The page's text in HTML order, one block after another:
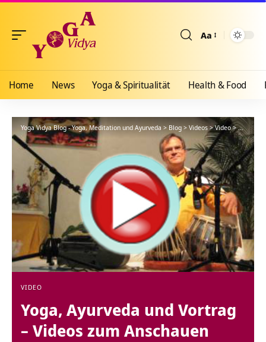
Aa
Home News Yoga & Spiritualität Health & Food
Yoga Vidya Blog - Yoga, Meditation und Ayurveda> Blog > Videos>Video>Yoga,
VIDEO
Yoga, Ayurveda und Vortrag
– Videos zum Anschauen